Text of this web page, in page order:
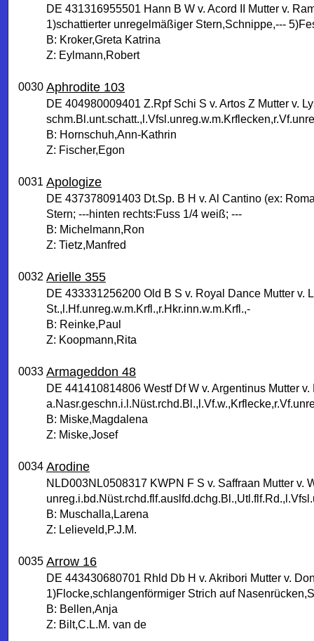
DE 431316955501 Hann B W v. Acord II Mutter v.
1)schattierter unregelmäßiger Stern,Schnippe,---
B: Kroker,Greta Katrina
Z: Eylmann,Robert
0030 Aphrodite 103
DE 404980009401 Z.Rpf Schi S v. Artos Z Mutter v.
B: Hornschuh,Ann-Kathrin
Z: Fischer,Egon
0031 Apologize
DE 437378091403 Dt.Sp. B H v. Al Cantino (ex:
Stern; ---hinten rechts:Fuss 1/4 weiß; ---
B: Michelmann,Ron
Z: Tietz,Manfred
0032 Arielle 355
DE 433331256200 Old B S v. Royal Dance Mutter v.
St.,l.Hf.unreg.w.m.Krfl.,r.Hkr.inn.w.m.Krfl.,-
B: Reinke,Paul
Z: Koopmann,Rita
0033 Armageddon 48
DE 441410814806 Westf Df W v. Argentinus Mutter v.
B: Miske,Magdalena
Z: Miske,Josef
0034 Arodine
NLD003NL0508317 KWPN F S v. Saffraan Mutter v.
B: Muschalla,Larena
Z: Lelieveld,P.J.M.
0035 Arrow 16
DE 443430680701 Rhld Db H v. Akribori Mutter v.
1)Flocke,schlangenförmiger Strich auf
B: Bellen,Anja
Z: Bilt,C.L.M. van de